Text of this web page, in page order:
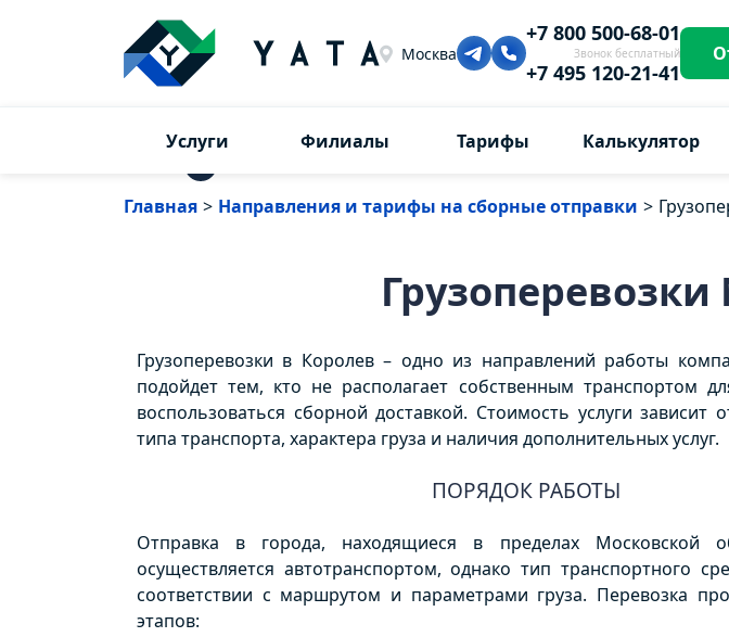
Москва
+7 800 500-68-01
Звонок бесплатный
+7 495 120-21-41
Услуги Филиалы Тарифы Калькулятор
Главная > Направления и тарифы на сборные отправки >
Грузоперевозки в Королев – одно из направлений работы
подойдет тем, кто не располагает собственным транспортом
воспользоваться сборной доставкой. Стоимость услуги зависит
типа транспорта, характера груза и наличия дополнительных услуг.
ПОРЯДОК РАБОТЫ
Отправка в города, находящиеся в пределах Московской
осуществляется автотранспортом, однако тип транспортного
соответствии с маршрутом и параметрами груза. Перевозка
этапов: